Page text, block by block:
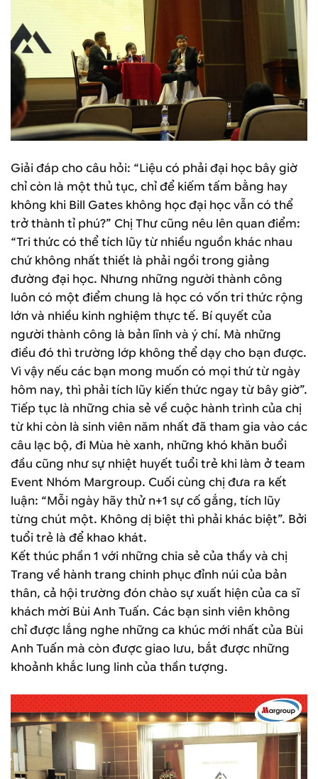
Giải đáp cho câu hỏi: “Liệu có phải đại học bây giờ
chỉ còn là một thủ tục, chỉ để kiếm tấm bằng hay
không khi Bill Gates không học đại học vẫn có thể
trở thành tỉ phú?” Chị Thư cũng nêu lên quan điểm:
“Tri thức có thể tích lũy từ nhiều nguồn khác nhau
chứ không nhất thiết là phải ngồi trong giảng
đường đại học. Nhưng những người thành công
luôn có một điểm chung là học có vốn tri thức rộng
lớn và nhiều kinh nghiệm thực tế. Bí quyết của
người thành công là bản lĩnh và ý chí. Mà những
điều đó thì trường lớp không thể dạy cho bạn được.
Vì vậy nếu các bạn mong muốn có mọi thứ từ ngày
hôm nay, thì phải tích lũy kiến thức ngay từ bây giờ”.
Tiếp tục là những chia sẻ về cuộc hành trình của chị
từ khi còn là sinh viên năm nhất đã tham gia vào các
câu lạc bộ, đi Mùa hè xanh, những khó khăn buổi
đầu cũng như sự nhiệt huyết tuổi trẻ khi làm ở team
Event Nhóm Margroup. Cuối cùng chị đưa ra kết
luận: “Mỗi ngày hãy thử n+1 sự cố gắng, tích lũy
từng chút một. Không dị biệt thì phải khác biệt”. Bởi
tuổi trẻ là để khao khát.
Kết thúc phần 1 với những chia sẻ của thầy và chị
Trang về hành trang chinh phục đỉnh núi của bản
thân, cả hội trường đón chào sự xuất hiện của ca sĩ
khách mời Bùi Anh Tuấn. Các bạn sinh viên không
chỉ được lắng nghe những ca khúc mới nhất của Bùi
Anh Tuấn mà còn được giao lưu, bắt được những
khoảnh khắc lung linh của thần tượng.